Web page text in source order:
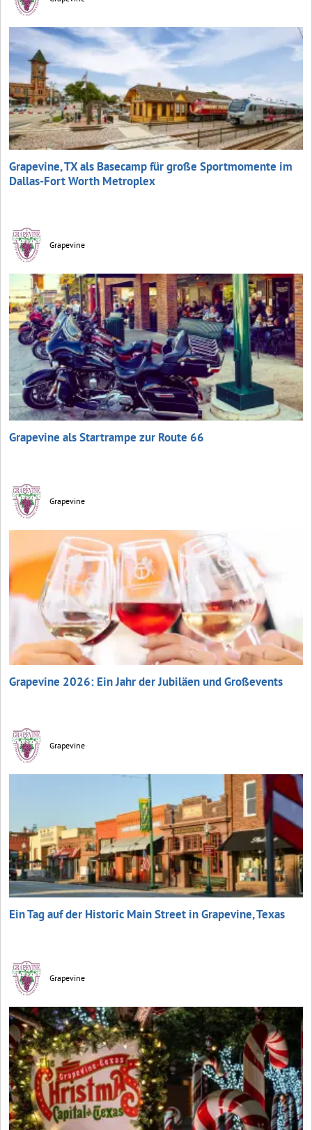
Grapevine, TX als Basecamp für große Sportmomente im
Dallas-Fort Worth Metroplex
Grapevine
Grapevine als Startrampe zur Route 66
Grapevine
Grapevine 2026: Ein Jahr der Jubiläen und Großevents
Grapevine
Ein Tag auf der Historic Main Street in Grapevine, Texas
Grapevine